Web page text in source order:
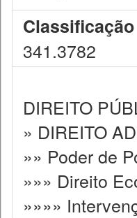
341.3782
DIREITO
» DIREITO
»» Poder de
»»» Direito
»»»»